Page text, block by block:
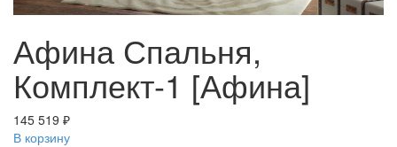
Афина Спальня,
Комплект-1 [Афина]
145 519 ₽
В корзину